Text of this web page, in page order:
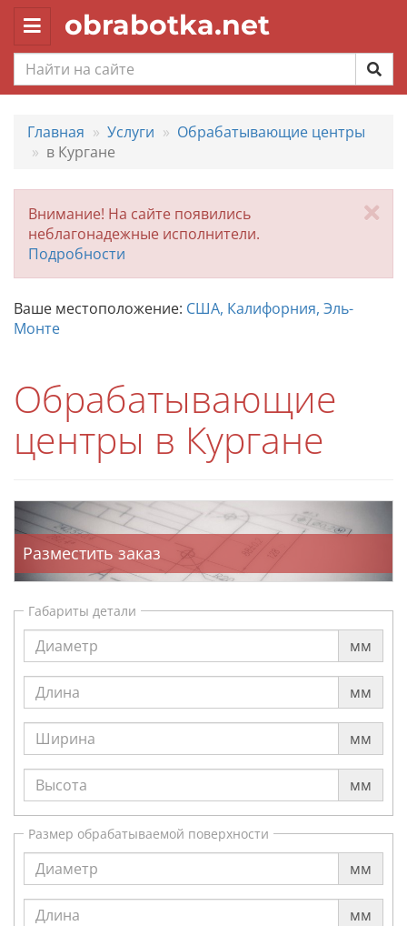
Toggle
navigation
obrabotka.net
Главная Услуги
Обрабатывающие центры
в Кургане
Внимание! На сайте появились
неблагонадежные исполнители.
Подробности
Ваше местоположение: США, Калифорния, Эль-
Монте
Обрабатывающие
центры в Кургане
Разместить заказ
Габариты детали
мм
мм
мм
мм
Размер обрабатываемой поверхности
мм
мм